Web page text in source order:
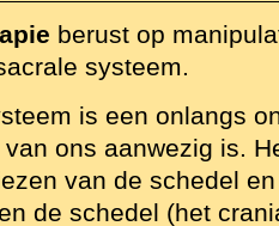
berust op
systeem.
is een onlangs
ons aanwezig is.
van de schedel
de schedel (het